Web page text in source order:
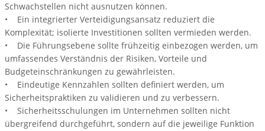
Schwachstellen nicht ausnutzen können.
• Ein integrierter Verteidigungsansatz reduziert die
Komplexität; isolierte Investitionen sollten vermieden werden.
• Die Führungsebene sollte frühzeitig einbezogen werden, um
umfassendes Verständnis der Risiken, Vorteile und
Budgeteinschränkungen zu gewährleisten.
• Eindeutige Kennzahlen sollten definiert werden, um
Sicherheitspraktiken zu validieren und zu verbessern.
• Sicherheitsschulungen im Unternehmen sollten nicht
übergreifend durchgeführt, sondern auf die jeweilige Funktion